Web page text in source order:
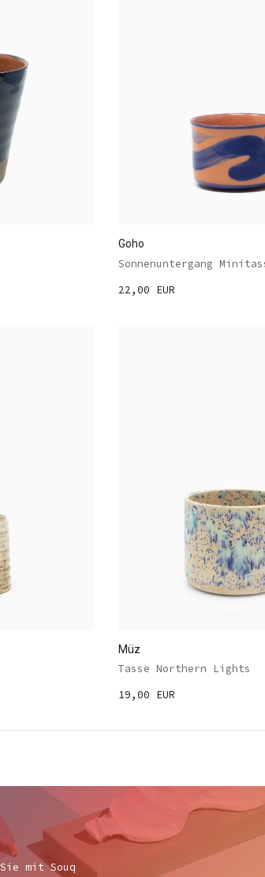
Goho
Sonnenuntergang
22,00 EUR
Müz
Tasse Northern Lights
19,00 EUR
mit Souq